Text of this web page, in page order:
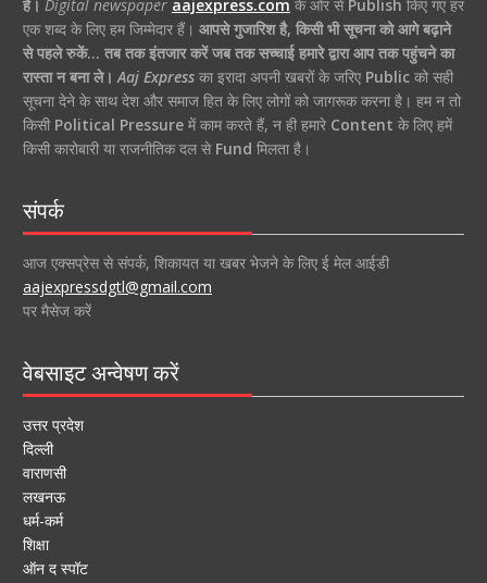
है। Digital newspaper aajexpress.com के ओर से Publish किए गए हर
एक शब्द के लिए हम जिम्मेदार हैं। आपसे गुजारिश है, किसी भी सूचना को आगे बढ़ाने
से पहले रुकें… तब तक इंतजार करें जब तक सच्चाई हमारे द्वारा आप तक पहुंचने का
रास्ता न बना ले। Aaj Expressका इरादा अपनी खबरों के जरिए Publicको सही
सूचना देने के साथ देश और समाज हित के लिए लोगों को जागरूक करना है। हम न तो
किसी Political Pressureमें काम करते हैं, न ही हमारे Content के लिए हमें
किसी कारोबारी या राजनीतिक दल से Fund मिलता है।
संपर्क
आज एक्सप्रेस से संपर्क, शिकायत या खबर भेजने के लिए ई मेल आईडी
aajexpressdgtl@gmail.com
पर मैसेज करें
वेबसाइट अन्वेषण करें
उत्तर प्रदेश
दिल्ली
वाराणसी
लखनऊ
धर्म-कर्म
शिक्षा
ऑन द स्पॉट